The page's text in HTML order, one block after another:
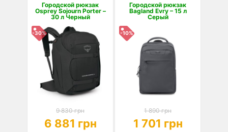
Городской рюкзак
Osprey Sojourn Porter –
30 л Черный
-30%
9 830 грн
6 881 грн
Городской рюкзак
Bagland Evry – 15 л
Серый
-10%
1 890 грн
1 701 грн